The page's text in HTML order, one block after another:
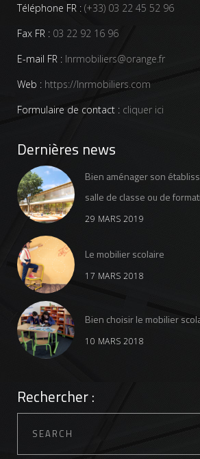
Téléphone FR : (+33) 03 22 45 52 96
Fax FR : 03 22 92 16 96
E-mail FR : lnrmobiliers@orange.fr
Web : https://lnrmobiliers.com
Formulaire de contact : cliquer ici
Dernières news
Bien aménager son
salle de classe ou de
29 MARS 2019
Le mobilier scolaire
17 MARS 2018
Bien choisir le mobilier
10 MARS 2018
Rechercher :